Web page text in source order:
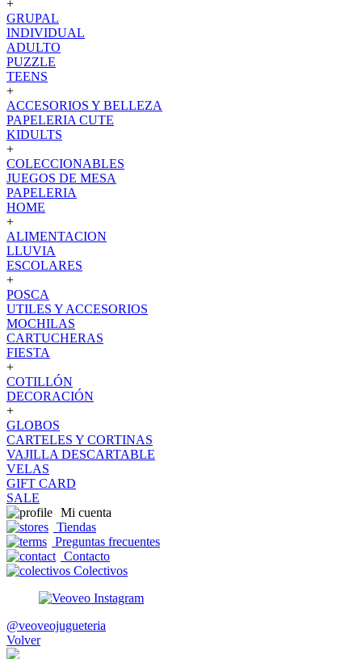
+
GRUPAL
INDIVIDUAL
ADULTO
PUZZLE
TEENS
+
ACCESORIOS Y BELLEZA
PAPELERIA CUTE
KIDULTS
+
COLECCIONABLES
JUEGOS DE MESA
PAPELERIA
HOME
+
ALIMENTACION
LLUVIA
ESCOLARES
+
POSCA
UTILES Y ACCESORIOS
MOCHILAS
CARTUCHERAS
FIESTA
+
COTILLÓN
DECORACIÓN
+
GLOBOS
CARTELES Y CORTINAS
VAJILLA DESCARTABLE
VELAS
GIFT CARD
SALE
Mi cuenta
Tiendas
Preguntas frecuentes
Contacto
Colectivos
@veoveojugueteria
Volver